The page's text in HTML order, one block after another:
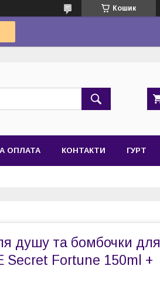
Кошик
ОПЛАТА КОНТАКТИ ГУРТ
душу та бомбочки для
Secret Fortune 150ml +